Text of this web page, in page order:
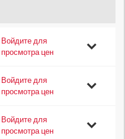
Войдите для
просмотра цен
Войдите для
просмотра цен
Войдите для
просмотра цен